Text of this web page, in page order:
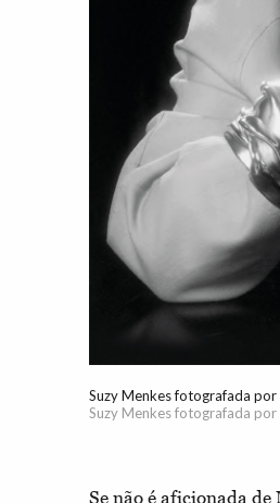
Suzy Menkes fotografada
Suzy Menkes fotografada
Se não é aficionada de